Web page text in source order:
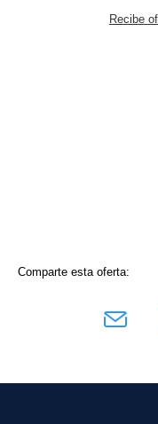
Recibe
Comparte esta oferta: